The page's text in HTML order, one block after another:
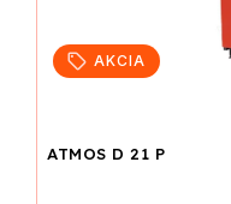
AKCIA
ATMOS D 21 P